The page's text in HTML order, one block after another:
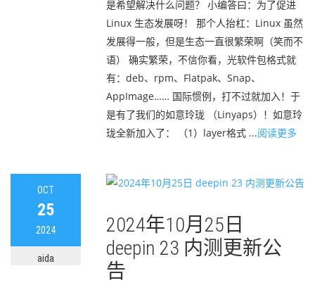
是希望解决什么问题？ 小编答曰：为了促进
Linux 生态发展呀！ 那个人抬杠：Linux 虽然
发展得一般，但是生态一直很繁荣啊（笑而不
语） 确实繁荣，不信你看，光软件包格式就
有：deb、rpm、Flatpak、Snap、
AppImage…… 国际惯例，打不过就加入！于
是有了我们的如意玲珑 （Linyaps）！如意玲
珑全新加入了： （1）layer格式 ...阅读更多
OCT
25
2024
aida
2024年10月25日
deepin 23 内测更新公
告